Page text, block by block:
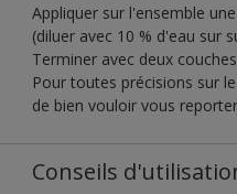
Appliquer sur l'ensemble
(diluer avec 10 % d'eau sur
Terminer avec deux
Pour toutes précisions sur
de bien vouloir vous
Conseils